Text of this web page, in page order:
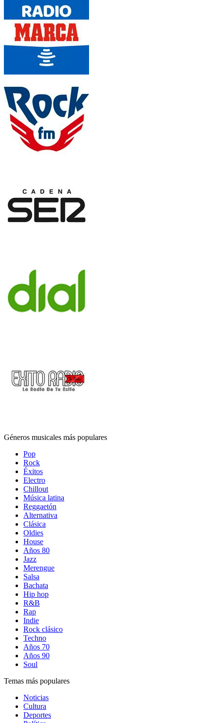
Géneros musicales más populares
Pop
Rock
Éxitos
Electro
Chillout
Música latina
Reggaetón
Alternativa
Clásica
Oldies
House
Años 80
Jazz
Merengue
Salsa
Bachata
Hip hop
R&B
Rap
Indie
Rock clásico
Techno
Años 70
Años 90
Soul
Temas más populares
Noticias
Cultura
Deportes